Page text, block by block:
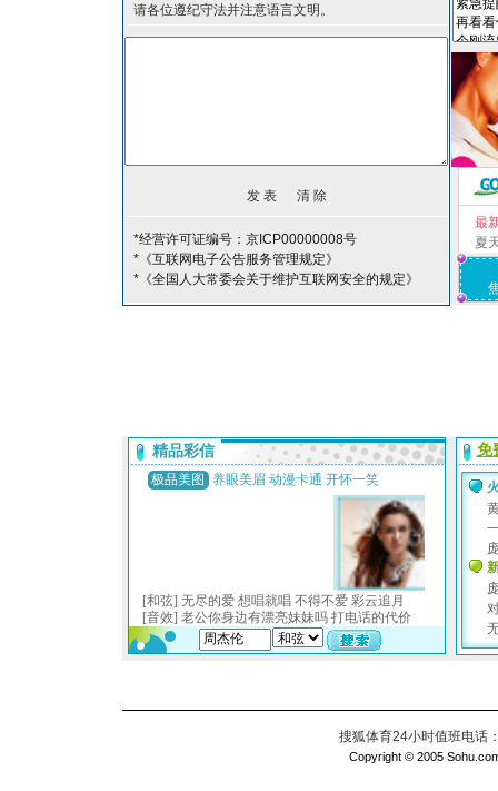
请各位遵纪守法并注意语言文明。
*经营许可证编号：京ICP00000008号
*《互联网电子公告服务管理规定》
*《全国人大常委会关于维护互联网安全的规定》
最
夏
搜狐体育24小时值班电话
Copyright © 2005